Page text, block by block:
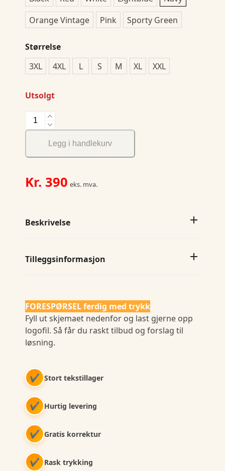
Orange Vintage
Pink Sporty Green
Størrelse
3XL
4XL L S M XL XXL
Utsolgt
Sunset
Stretch
Regular
antall
Legg i handlekurv
Kr. 390 eks. mva.
Beskrivelse
Tilleggsinformasjon
FORESPØRSEL ferdig med trykk
Fyll ut skjemaet nedenfor og last gjerne opp
logofil. Så får du raskt tilbud og forslag til
løsning.
✔ Stort tekstillager
✔ Hurtig levering
✔ Gratis korrektur
✔ Rask trykking